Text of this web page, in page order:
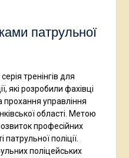
патрульної
тренінгів для
які розробили фахівці
прохання управління
області. Метою
професійних
патрульної поліції.
поліцейських